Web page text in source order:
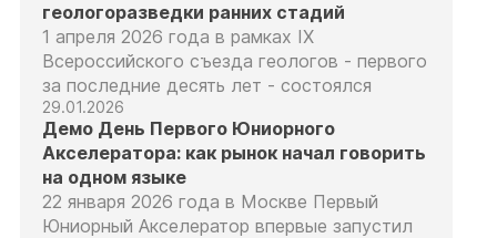
геологоразведки ранних стадий
1 апреля 2026 года в рамках IX
Всероссийского съезда геологов - первого
за последние десять лет - состоялся
29.01.2026
Демо День Первого Юниорного
Акселератора: как рынок начал говорить
на одном языке
22 января 2026 года в Москве Первый
Юниорный Акселератор впервые запустил